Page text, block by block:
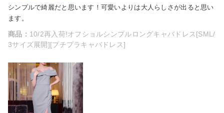
シンプルで綺麗だと思います！可愛いよりは大人らしさが出ると思い
ます。
商品： 10/2再入荷!オフショルシンプルロングキャバドレス[SML/
3サイズ展開][プチプラキャバドレス]